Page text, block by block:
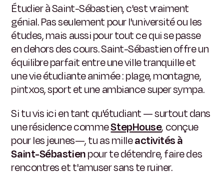
Étudier à Saint-Sébastien, c'est vraiment
génial. Pas seulement pour l'université ou les
études, mais aussi pour tout ce qui se passe
en dehors des cours. Saint-Sébastien offre un
équilibre parfait entre une ville tranquille et
une vie étudiante animée : plage, montagne,
pintxos, sport et une ambiance super sympa.
Si tu vis ici en tant qu'étudiant — surtout dans
une résidence commeStepHouse, conçue
pour les jeunes—, tu as milleactivités à
Saint-Sébastienpour te détendre, faire des
rencontres et t'amuser sans te ruiner.